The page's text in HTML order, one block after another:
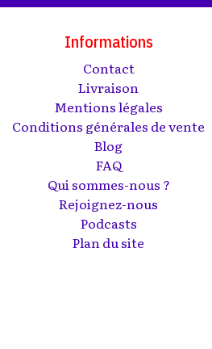
Informations
Contact
Livraison
Mentions légales
Conditions générales de vente
Blog
FAQ
Qui sommes-nous ?
Rejoignez-nous
Podcasts
Plan du site